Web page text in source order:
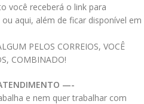
você receberá o link para
aqui, além de ficar disponível em
PELOS CORREIOS, VOCÊ
COMBINADO!
—-
e nem quer trabalhar com